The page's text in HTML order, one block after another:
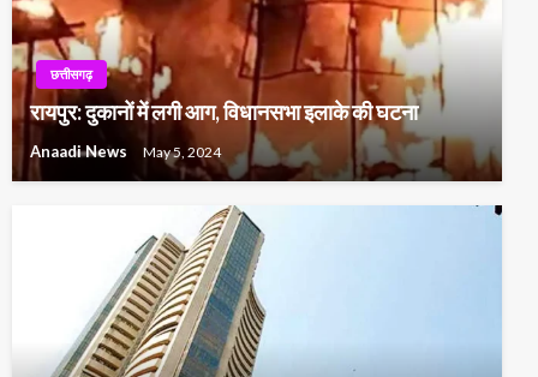
छत्तीसगढ़
रायपुर: दुकानों में लगी आग, विधानसभा इलाके की घटना
Anaadi News May 5, 2024